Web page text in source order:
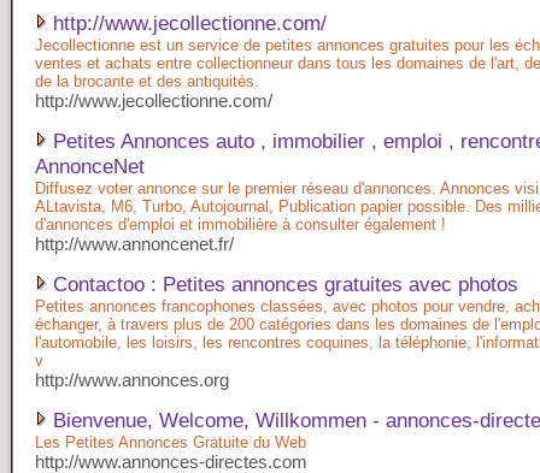
http://www.jecollectionne.com/
Jecollectionne est un service de petites annonces gratuites pour les
ventes et achats entre collectionneur dans tous les domaines de l'art,
de la brocante et des antiquités.
http://www.jecollectionne.com/
Petites Annonces auto , immobilier , emploi ,
AnnonceNet
Diffusez voter annonce sur le premier réseau d'annonces. Annonces
ALtavista, M6, Turbo, Autojournal, Publication papier possible. Des
d'annonces d'emploi et immobilière à consulter également !
http://www.annoncenet.fr/
Contactoo : Petites annonces gratuites avec photos
Petites annonces francophones classées, avec photos pour vendre,
échanger, à travers plus de 200 catégories dans les domaines de
l'automobile, les loisirs, les rencontres coquines, la téléphonie,
v
http://www.annonces.org
Bienvenue, Welcome, Willkommen - annonces-
Les Petites Annonces Gratuite du Web
http://www.annonces-directes.com